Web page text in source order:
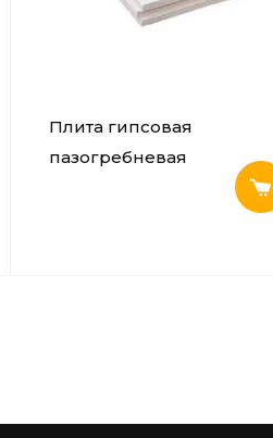
Плита гипсовая
пазогребневая
полнотелая влагостойкая